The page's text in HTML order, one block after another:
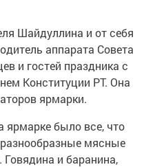
Шайдуллина и от себя
аппарата Совета
и гостей праздника с
Конституции РТ. Она
ярмарки.
было все, что
мясные
и баранина,